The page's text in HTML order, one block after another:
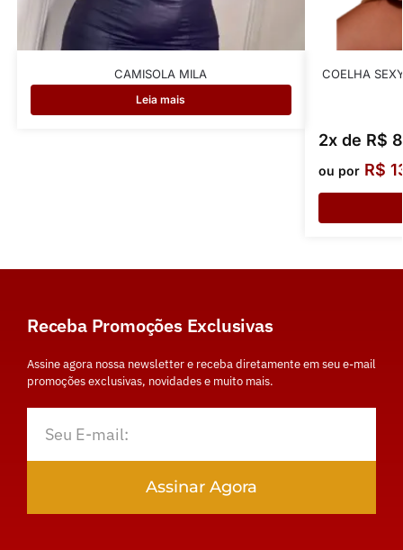
CAMISOLA MILA
Leia mais
COELHA
2x de R$
ou por R$
Receba Promoções Exclusivas
Assine agora nossa newsletter e receba diretamente em seu e-mail
promoções exclusivas, novidades e muito mais.
Assinar Agora